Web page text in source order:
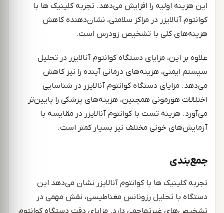
این هزینه اولیه را افزایش می‌دهد. تجربه کلینیک ها با
کوانتوم آنالایزر در مراکز سلامتی، نشان‌دهنده کاهش
هزینه‌های کلی با تشخیص زودرس است.
علاوه بر این، مزایای دستگاه کوانتوم آنالایزر در تحلیل
سیستم ایمنی، هزینه‌های درمانی آینده را نیز کاهش
می‌دهد. مزایای دستگاه کوانتوم آنالایزر در شناسایی
اختلالات هورمونی همچنین، هزینه‌های پزشکی را پایین‌تر
می‌آورد. هزینه تست با کوانتوم آنالایزر در مقایسه با
آزمایش‌های خونی مختلف نیز بسیار کمتر است.
جمع‌بندی
تجربه کلینیک ها با کوانتوم آنالایزر نشان می‌دهد این
دستگاه با تحلیل رزونانس مغناطیسی، نقش مهمی در
تشخیص‌های غیرتهاجمی دارد. مزایای دقت دستگاه کوانتوم